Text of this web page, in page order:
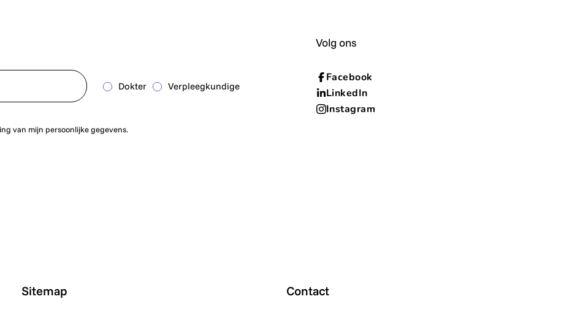
Dokter Verpleegkundige
van mijn persoonlijke gegevens.
Volg ons
Facebook
LinkedIn
Instagram
Sitemap Contact